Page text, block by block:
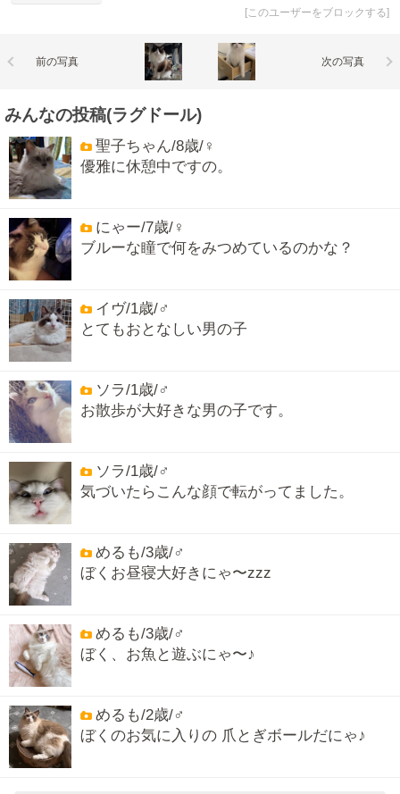
[このユーザーをブロックする]
前の写真 次の写真
みんなの投稿(ラグドール)
聖子ちゃん/8歳/♀
優雅に休憩中ですの。
にゃー/7歳/♀
ブルーな瞳で何をみつめているのかな？
イヴ/1歳/♂
とてもおとなしい男の子
ソラ/1歳/♂
お散歩が大好きな男の子です。
ソラ/1歳/♂
気づいたらこんな顔で転がってました。
めるも/3歳/♂
ぼくお昼寝大好きにゃ〜zzz
めるも/3歳/♂
ぼく、お魚と遊ぶにゃ〜♪
めるも/2歳/♂
ぼくのお気に入りの 爪とぎボールだにゃ♪